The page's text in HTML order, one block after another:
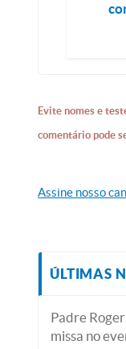
Evite nomes e
comentário pode
Assine nosso
ÚLTIMAS
Padre
missa no